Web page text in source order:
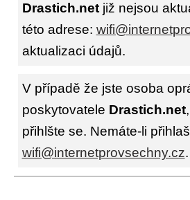
Drastich.netjiž nejsou
této adrese:
aktualizaci údajů.
V případě že jste osoba
poskytovatele Drastich.net
přihlšte se. Nemáte-li
wifi@internetprovsechny.cz.